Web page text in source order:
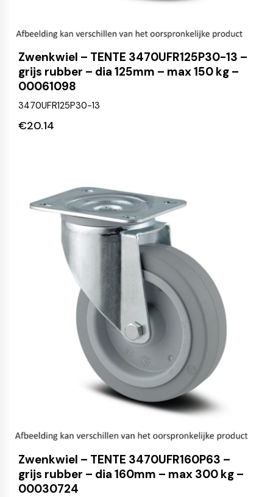
Zwenkwiel – TENTE 3470UFR125P30-13 –
grijs rubber – dia 125mm – max 150 kg –
00061098
3470UFR125P30-13
€20.14
Zwenkwiel – TENTE 3470UFR160P63 –
grijs rubber – dia 160mm – max 300 kg –
00030724